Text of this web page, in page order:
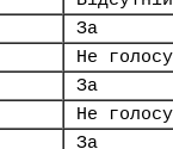
За
Не
За
Не
За